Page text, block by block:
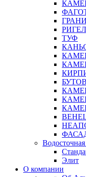
ТУФ
Элит
О компании